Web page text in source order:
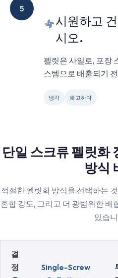
5
시원하고
시오.
펠릿은 사일로, 포장
스템으로 배출되기
냉각 해고하다
단일 스크류 펠릿화
방식
적절한 펠릿화 방식을 선택하는
혼합 강도, 그리고 더 광범위한 배
있습
결
정
Single-Screw